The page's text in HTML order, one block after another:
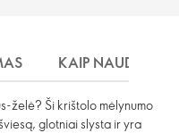
KAIP NAUDOTI?
želė? Ši krištolo mėlynumo
glotniai slysta ir yra